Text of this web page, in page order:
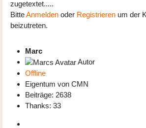
zugetextet.....
BitteAnmelden oder Registrieren um der
beizutreten.
Marc
Autor
Offline
Eigentum von CMN
Beiträge: 2638
Thanks: 33